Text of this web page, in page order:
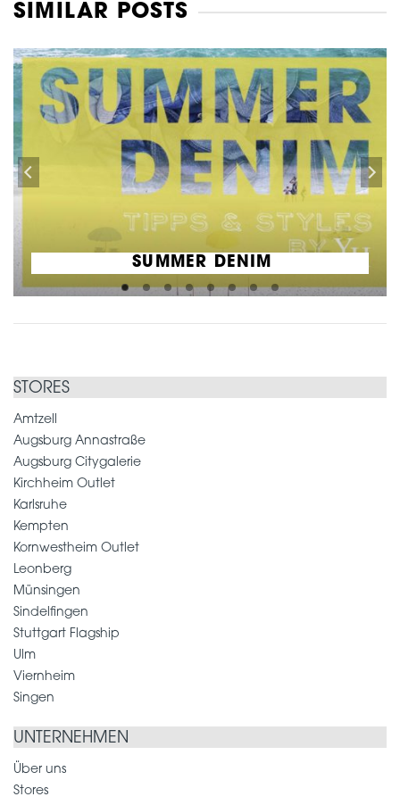
SIMILAR POSTS
SUMMER DENIM
STORES
Amtzell
Augsburg Annastraße
Augsburg Citygalerie
Kirchheim Outlet
Karlsruhe
Kempten
Kornwestheim Outlet
Leonberg
Münsingen
Sindelfingen
Stuttgart Flagship
Ulm
Viernheim
Singen
UNTERNEHMEN
Über uns
Stores